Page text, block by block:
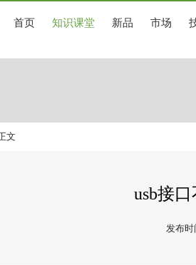
首页 知识课堂 新品 市场
文
usb接
发布时